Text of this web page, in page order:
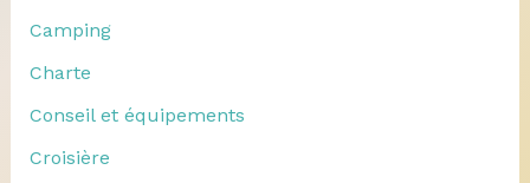
Camping
Charte
Conseil et équipements
Croisière